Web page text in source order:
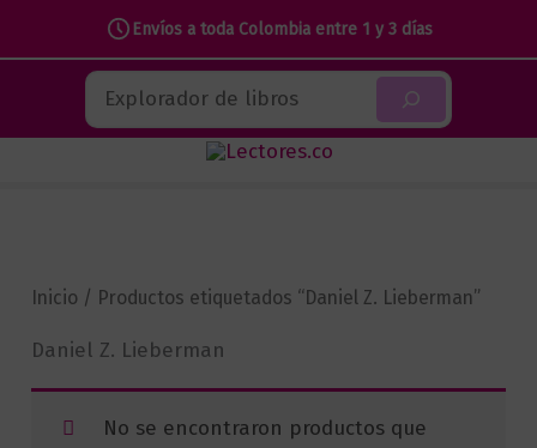
Envíos a toda Colombia entre 1 y 3 días
contenido
Buscar
Inicio / Productos etiquetados “Daniel Z. Lieberman”
Daniel Z. Lieberman
No se encontraron productos que